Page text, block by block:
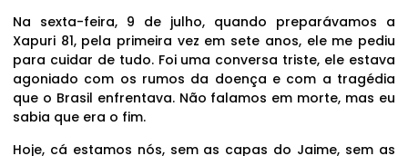
Na sexta-feira, 9 de julho, quando preparávamos a
Xapuri 81, pela primeira vez em sete anos, ele me pediu
para cuidar de tudo. Foi uma conversa triste, ele estava
agoniado com os rumos da doença e com a tragédia
que o Brasil enfrentava. Não falamos em morte, mas eu
sabia que era o fim.
Hoje, cá estamos nós, sem as capas do Jaime, sem as